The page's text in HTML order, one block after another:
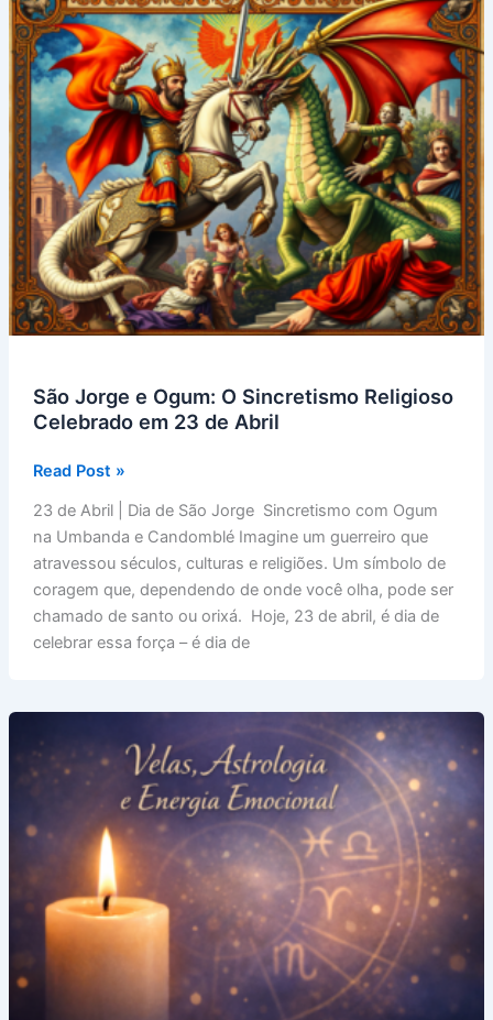
do
Símbolo
do
Natal
São Jorge e Ogum: O Sincretismo Religioso
Celebrado em 23 de Abril
São
Sincretismo
23
Abril
Read Post »
23 de Abril | Dia de São Jorge Sincretismo com Ogum
na Umbanda e Candomblé Imagine um guerreiro que
atravessou séculos, culturas e religiões. Um símbolo de
coragem que, dependendo de onde você olha, pode ser
chamado de santo ou orixá. Hoje, 23 de abril, é dia de
celebrar essa força – é dia de